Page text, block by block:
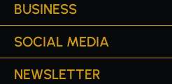
BUSINESS
SOCIAL MEDIA
NEWSLETTER